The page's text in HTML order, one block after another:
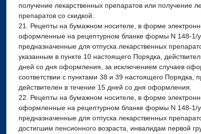
получение лекарственных препаратов или получение
препаратов со скидкой.
21. Рецепты на бумажном носителе, в форме
оформленные на рецептурном бланке формы N 148-1/
предназначенные для отпуска лекарственных
указанным в пункте 10 настоящего Порядка,
дней со дня оформления, за исключением случаев
соответствии с пунктами 38 и 39 настоящего Порядка,
действителен в течение 15 дней со дня оформления.
22. Рецепты на бумажном носителе, в форме
оформленные на рецептурном бланке формы N 148-1/
предназначенные для отпуска лекарственных
достигшим пенсионного возраста, инвалидам первой